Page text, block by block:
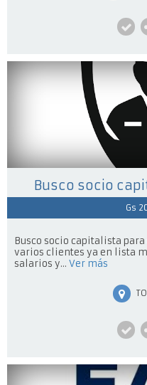
Busco socio
Gs
Busco socio capitalista
varios clientes ya en lista
salarios y... Ver más